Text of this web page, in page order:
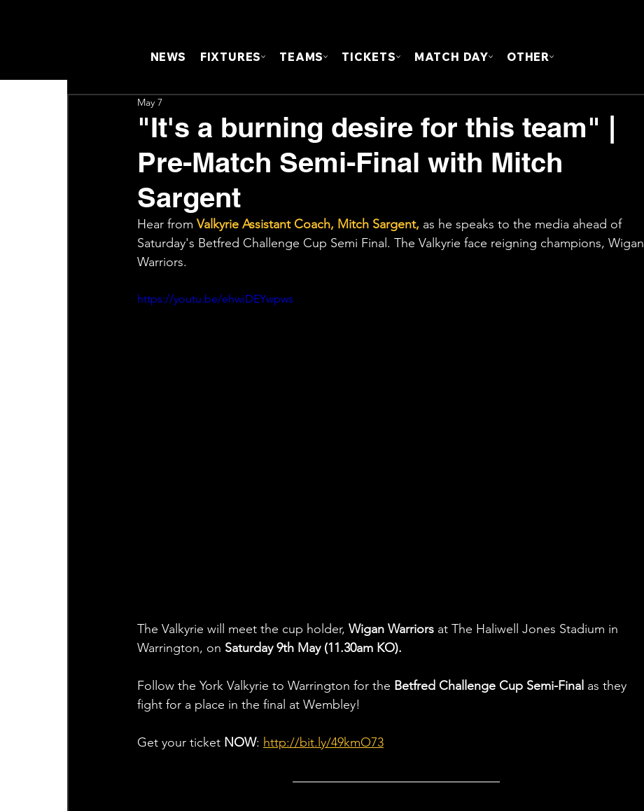
NEWS FIXTURES TEAMS TICKETS MATCH DAY OTHER
"It's a burning desire for this team" |
Pre-Match Semi-Final with Mitch
Sargent
May 7
Hear from Valkyrie Assistant Coach, Mitch Sargent, as he speaks to the media ahead of
Saturday's Betfred Challenge Cup Semi Final. The Valkyrie face reigning champions, Wigan
Warriors.
https://youtu.be/ehwiDEYwpws
The Valkyrie will meet the cup holder, Wigan Warriors at The Haliwell Jones Stadium in
Warrington, on Saturday 9th May (11.30am KO).
Follow the York Valkyrie to Warrington for the Betfred Challenge Cup Semi-Final as they
fight for a place in the final at Wembley!
Get your ticket NOW: http://bit.ly/49kmO73